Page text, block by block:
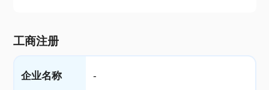
工商注册
企业名称 -